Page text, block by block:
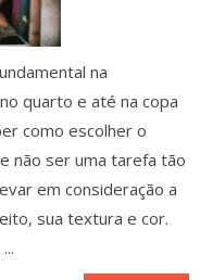
na
quarto e até na copa
como escolher o
não ser uma tarefa tão
em consideração a
sua textura e cor.